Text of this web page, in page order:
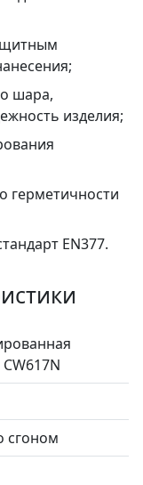
шара,
изделия;
герметичности
EN377.
сгоном